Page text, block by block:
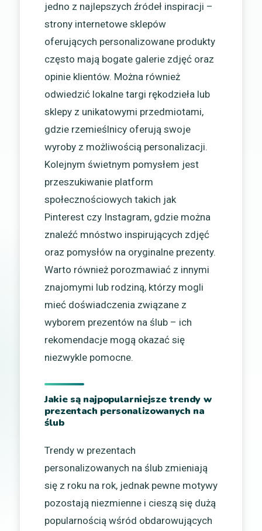
jedno z najlepszych źródeł inspiracji –
strony internetowe sklepów
oferujących personalizowane produkty
często mają bogate galerie zdjęć oraz
opinie klientów. Można również
odwiedzić lokalne targi rękodzieła lub
sklepy z unikatowymi przedmiotami,
gdzie rzemieślnicy oferują swoje
wyroby z możliwością personalizacji.
Kolejnym świetnym pomysłem jest
przeszukiwanie platform
społecznościowych takich jak
Pinterest czy Instagram, gdzie można
znaleźć mnóstwo inspirujących zdjęć
oraz pomysłów na oryginalne prezenty.
Warto również porozmawiać z innymi
znajomymi lub rodziną, którzy mogli
mieć doświadczenia związane z
wyborem prezentów na ślub – ich
rekomendacje mogą okazać się
niezwykle pomocne.
Jakie są najpopularniejsze trendy w
prezentach personalizowanych na
ślub
Trendy w prezentach
personalizowanych na ślub zmieniają
się z roku na rok, jednak pewne motywy
pozostają niezmienne i cieszą się dużą
popularnością wśród obdarowujących